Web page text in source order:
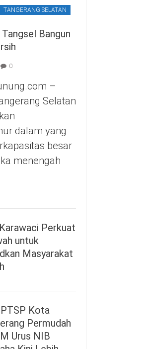
TANGERANG SELATAN
Bangun
0
–
Selatan
dalam yang
besar
menengah
Perkuat
untuk
Masyarakat
Kota
Permudah
Urus NIB